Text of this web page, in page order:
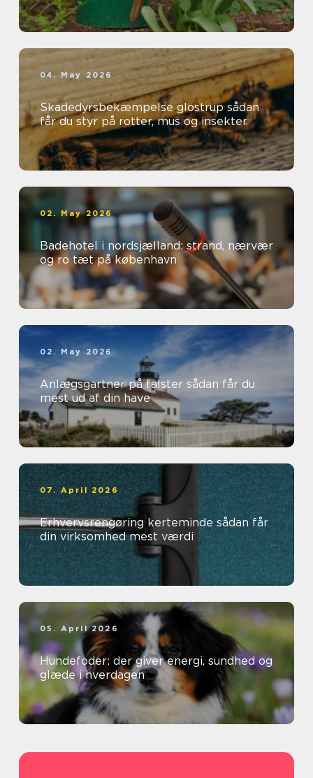
04. May 2026
Skadedyrsbekæmpelse glostrup sådan
får du styr på rotter, mus og insekter
02. May 2026
Badehotel i nordsjælland: strand, nærvær
og ro tæt på københavn
02. May 2026
Anlægsgartner på falster sådan får du
mest ud af din have
07. April 2026
Erhvervsrengøring kerteminde sådan får
din virksomhed mest værdi
05. April 2026
Hundefoder: der giver energi, sundhed og
glæde i hverdagen